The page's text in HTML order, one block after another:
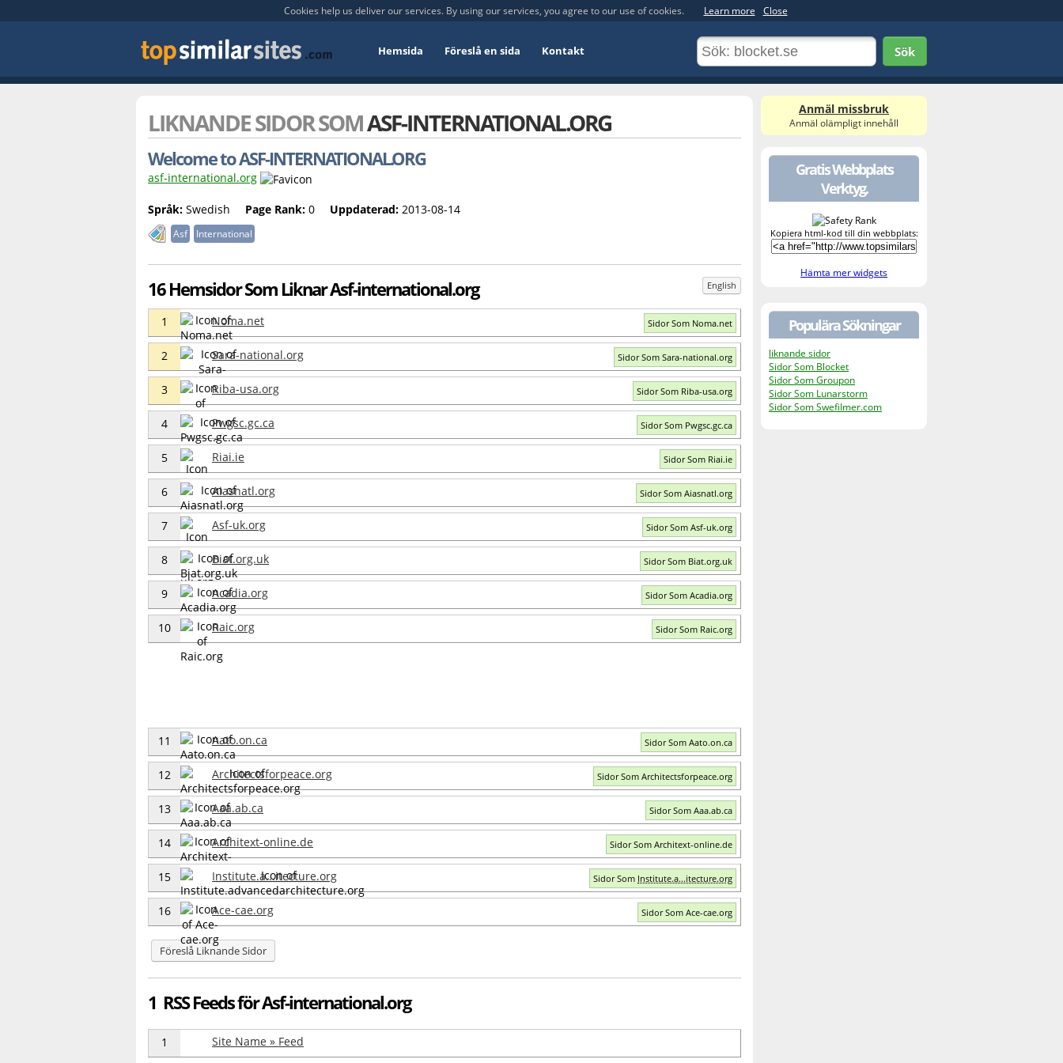
Cookies help us deliver our services. By using our services, you agree to our use of cookies. Learn more Close
Hemsida Föreslå en sida Kontakt Sök
LIKNANDE SIDOR SOMASF-INTERNATIONAL.ORG
Welcome to ASF-INTERNATIONAL.ORG
asf-international.org
Språk: Swedish Page Rank: 0 Uppdaterad: 2013-08-14
Asf International
16 Hemsidor Som Liknar Asf-international.org English
1 Noma.net Sidor Som Noma.net
2 Sara-national.org Sidor Som Sara-national.org
3 Riba-usa.org Sidor Som Riba-usa.org
4 Pwgsc.gc.ca Sidor Som Pwgsc.gc.ca
5 Riai.ie Sidor Som Riai.ie
6 Aiasnatl.org Sidor Som Aiasnatl.org
7 Asf-uk.org Sidor Som Asf-uk.org
8 Biat.org.uk Sidor Som Biat.org.uk
9 Acadia.org Sidor Som Acadia.org
10 Raic.org Sidor Som Raic.org
11 Aato.on.ca Sidor Som Aato.on.ca
12 Architectsforpeace.org Sidor Som Architectsforpeace.org
13 Aaa.ab.ca Sidor Som Aaa.ab.ca
14 Architext-online.de Sidor Som Architext-online.de
15 Institute.a...itecture.org Sidor Som Institute.a...itecture.org
16 Ace-cae.org Sidor Som Ace-cae.org
Föreslå Liknande Sidor
1 RSS Feeds för Asf-international.org
1 Site Name » Feed
Anmäl missbruk
Anmäl olämpligt innehåll
Gratis Webbplats
Verktyg.
Kopiera html-kod till din webbplats:
Hämta mer widgets
Populära Sökningar
liknande sidor
Sidor Som Blocket
Sidor Som Groupon
Sidor Som Lunarstorm
Sidor Som Swefilmer.com